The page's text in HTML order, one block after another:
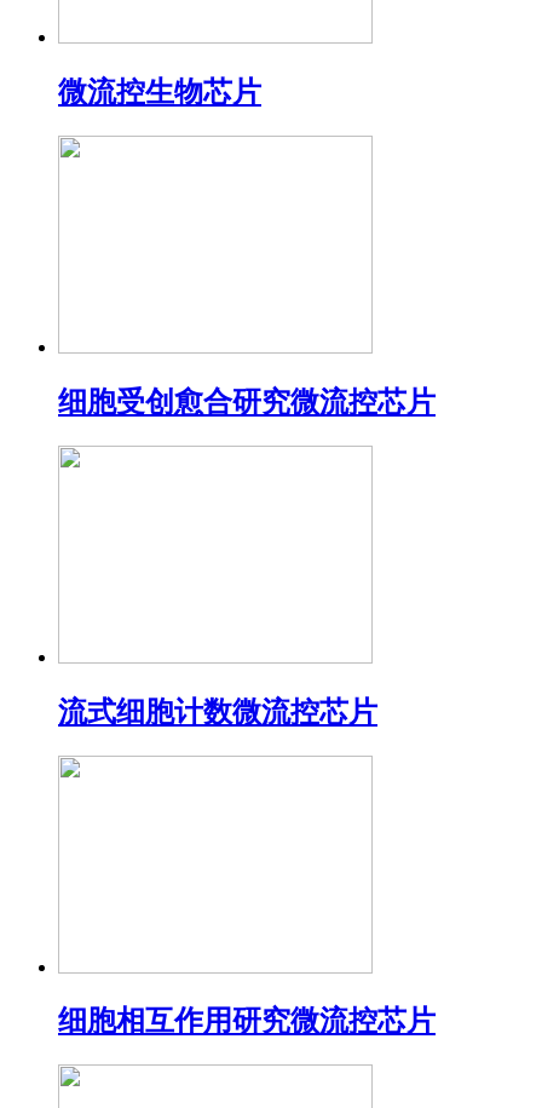
微流控生物芯片
细胞受创愈合研究微流控芯片
流式细胞计数微流控芯片
细胞相互作用研究微流控芯片